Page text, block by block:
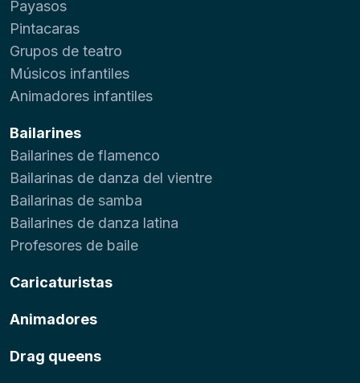
Payasos
Pintacaras
Grupos de teatro
Músicos infantiles
Animadores infantiles
Bailarines
Bailarines de flamenco
Bailarinas de danza del vientre
Bailarinas de samba
Bailarines de danza latina
Profesores de baile
Caricaturistas
Animadores
Drag queens